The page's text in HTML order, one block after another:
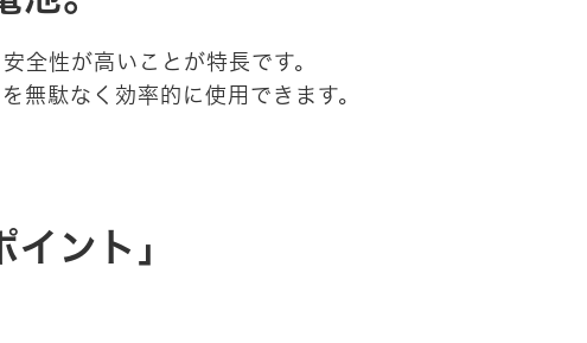
全性が高いことが特長です。
無駄なく効率的に使用できます。
ント」